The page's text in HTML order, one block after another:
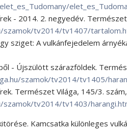
- 2014. 2. negyedév.
tv2014/tv1407/
sziget: A vulkánfejedelem
- Újszülött szárazföldek.
szamok/tv2014/tv1405/
Természet Világa, 145/3.
tv2014/tv1403/
Kamcsatka különleges